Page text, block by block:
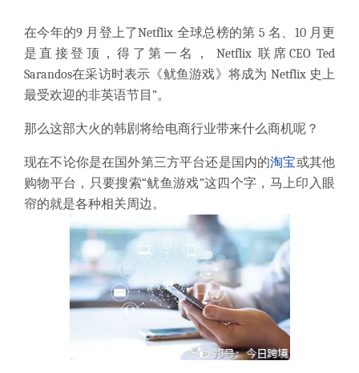
在今年的9 月登上了Netflix 全球总榜的第 5 名、 10 月更
是直接登顶，得了第一名，Netflix 联席 CEO Ted
Sarandos在采访时表示《鱿鱼游戏》将成为 Netflix 史上
最受欢迎的非英语节目”。
那么这部大火的韩剧将给电商行业带来什么商机呢？
现在不论你是在国外第三方平台还是国内的淘宝或其他
购物平台，只要搜索“鱿鱼游戏”这四个字，马上印入眼
帘的就是各种相关周边。